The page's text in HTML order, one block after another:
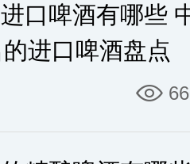
口啤酒有哪些
进口啤酒盘点